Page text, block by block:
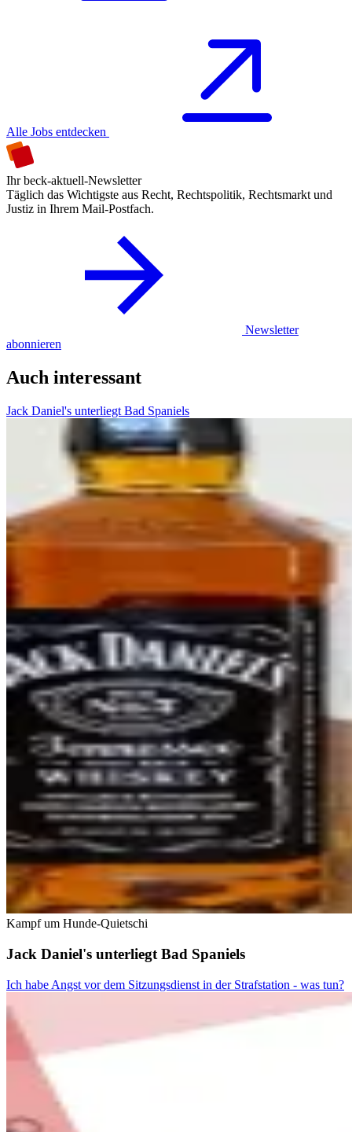
Alle Jobs entdecken
Ihr beck-aktuell-Newsletter
Täglich das Wichtigste aus Recht, Rechtspolitik, Rechtsmarkt und
Justiz in Ihrem Mail-Postfach.
Newsletter
abonnieren
Auch interessant
Jack Daniel's unterliegt Bad Spaniels
Kampf um Hunde-Quietschi
Jack Daniel's unterliegt Bad Spaniels
Ich habe Angst vor dem Sitzungsdienst in der Strafstation - was tun?